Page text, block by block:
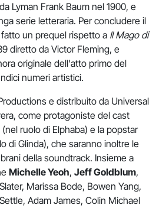
Lyman Frank Baum nel 1900, e
serie letteraria. Per concludere il
un prequel rispetto a Il Mago di
diretto da Victor Fleming, e
originale dell'atto primo del
numeri artistici.
e distribuito da Universal
come protagoniste del cast
(nel ruolo di Elphaba) e la popstar
di Glinda), che saranno inoltre le
della soundtrack. Insieme a
Michelle Yeoh, Jeff Goldblum,
Marissa Bode, Bowen Yang,
Adam James, Colin Michael